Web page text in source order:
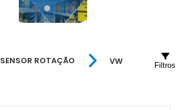
SENSOR ROTAÇÃO VW Filtros